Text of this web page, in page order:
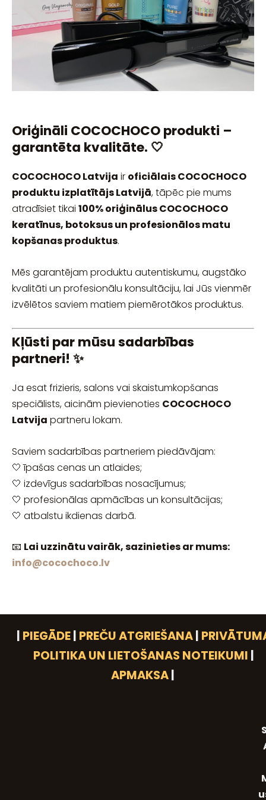
Oriģināli COCOCHOCO produkti –
garantēta kvalitāte. 🤍
COCOCHOCO Latvija ir oficiālais COCOCHOCO
produktu izplatītājs Latvijā, tāpēc pie mums
atradīsiet tikai 100% oriģinālus COCOCHOCO
keratīnus, botoksus un profesionālos matu
kopšanas produktus.
Mēs garantējam produktu autentiskumu, augstāko
kvalitāti un profesionālu konsultāciju, lai Jūs vienmēr
izvēlētos saviem matiem piemērotākos produktus.
Kļūsti par mūsu sadarbības
partneri! ✨
Ja esat frizieris, salons vai skaistumkopšanas
speciālists, aicinām pievienoties COCOCHOCO
Latvija partneru lokam.
Saviem sadarbības partneriem piedāvājam:
🤍 īpašas cenas un atlaides;
🤍 izdevīgus sadarbības nosacījumus;
🤍 profesionālas apmācības un konsultācijas;
🤍 atbalstu ikdienas darbā.
📧 Lai uzzinātu vairāk, sazinieties ar mums:
info@cocochoco.lv
PIEGĀDE PREČU ATGRIEŠANA
POLITIKA UN LIETOŠANAS NOTEIKUMI
APMAKSA|